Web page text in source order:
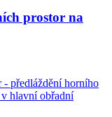
prostor na
předláždění horního
hlavní obřadní